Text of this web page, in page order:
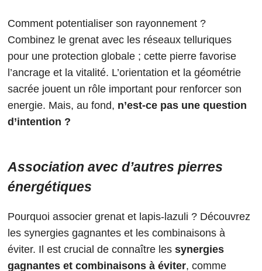
Comment potentialiser son rayonnement ?
Combinez le grenat avec les réseaux telluriques
pour une protection globale ; cette pierre favorise
l’ancrage et la vitalité. L’orientation et la géométrie
sacrée jouent un rôle important pour renforcer son
energie. Mais, au fond, n’est-ce pas une question
d’intention ?
Association avec d’autres pierres
énergétiques
Pourquoi associer grenat et lapis-lazuli ? Découvrez
les synergies gagnantes et les combinaisons à
éviter. Il est crucial de connaître les synergies
gagnantes et combinaisons à éviter, comme